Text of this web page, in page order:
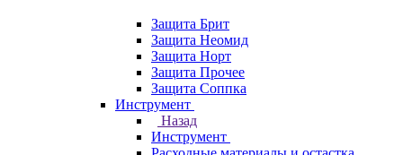
Защита Брит
Защита Неомид
Защита Норт
Защита Прочее
Защита Соппка
Инструмент
Назад
Инструмент